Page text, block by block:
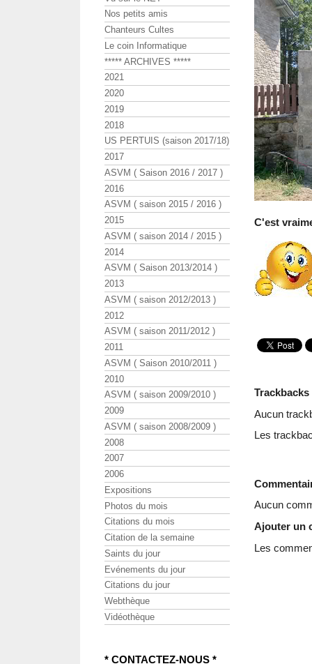
C'est
Trackbacks
Aucun
Les
Aucun
Ajouter un
Les
Nos petits amis
Chanteurs Cultes
Le coin Informatique
***** ARCHIVES *****
2021
2020
2019
2018
US PERTUIS (saison 2017/18)
2017
ASVM ( Saison 2016 / 2017 )
2016
ASVM ( saison 2015 / 2016 )
2015
ASVM ( saison 2014 / 2015 )
2014
ASVM ( Saison 2013/2014 )
2013
ASVM ( saison 2012/2013 )
2012
ASVM ( saison 2011/2012 )
2011
ASVM ( Saison 2010/2011 )
2010
ASVM ( saison 2009/2010 )
2009
ASVM ( saison 2008/2009 )
2008
2007
2006
Expositions
Photos du mois
Citations du mois
Citation de la semaine
Saints du jour
Evénements du jour
Citations du jour
Webthèque
Vidéothèque
* CONTACTEZ-NOUS *